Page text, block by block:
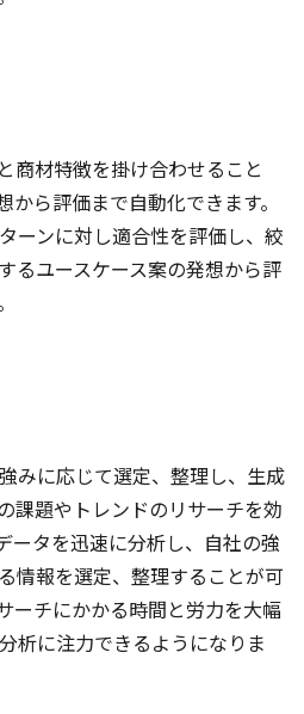
商材特徴を掛け合わせること
から評価まで自動化できます。
ーンに対し適合性を評価し、絞
るユースケース案の発想から評
みに応じて選定、整理し、生成
課題やトレンドのリサーチを効
ータを迅速に分析し、自社の強
情報を選定、整理することが可
ーチにかかる時間と労力を大幅
析に注力できるようになりま